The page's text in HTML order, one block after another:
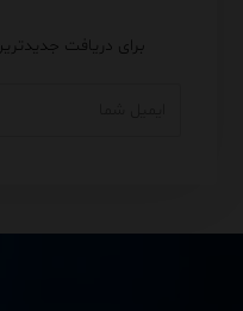
برای دریافت